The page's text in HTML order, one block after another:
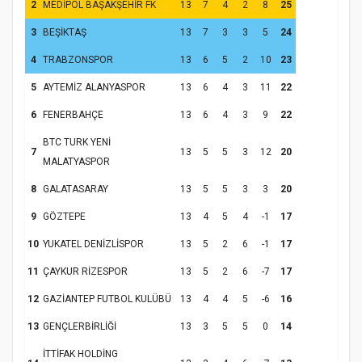
Samsun Atakum’da Yaz Kur’an Kursu
Kapanış Programı
2 MEDİPOL BAŞAKŞEHİR FK 13 7 4 2 8 25
3 BEŞİKTAŞ 13 7 3 3 5 24
4 TRABZONSPOR 13 6 5 2 10 23
5 AYTEMİZ ALANYASPOR 13 6 4 3 11 22
6 FENERBAHÇE 13 6 4 3 9 22
7
BTC TURK YENİ
MALATYASPOR
13 5 5 3 12 20
8 GALATASARAY 13 5 5 3 3 20
9 GÖZTEPE 13 4 5 4 -1 17
10 YUKATEL DENİZLİSPOR 13 5 2 6 -1 17
11 ÇAYKUR RİZESPOR 13 5 2 6 -7 17
12 GAZİANTEP FUTBOL KULÜBÜ 13 4 4 5 -6 16
13 GENÇLERBİRLİĞİ 13 3 5 5 0 14
İTTİFAK HOLDİNG